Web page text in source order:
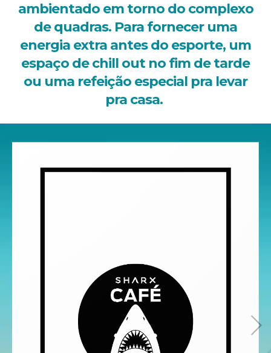
ambientado em torno do complexo
de quadras. Para fornecer uma
energia extra antes do esporte, um
espaço de chill out no fim de tarde
ou uma refeição especial pra levar
pra casa.